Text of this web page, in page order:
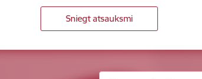
Sniegt atsauksmi